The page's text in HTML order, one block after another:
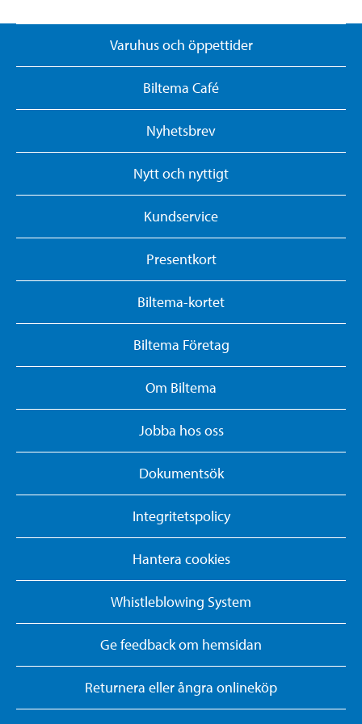
Varuhus och öppettider
Biltema Café
Nyhetsbrev
Nytt och nyttigt
Kundservice
Presentkort
Biltema-kortet
Biltema Företag
Om Biltema
Jobba hos oss
Dokumentsök
Integritetspolicy
Hantera cookies
Whistleblowing System
Ge feedback om hemsidan
Returnera eller ångra onlineköp